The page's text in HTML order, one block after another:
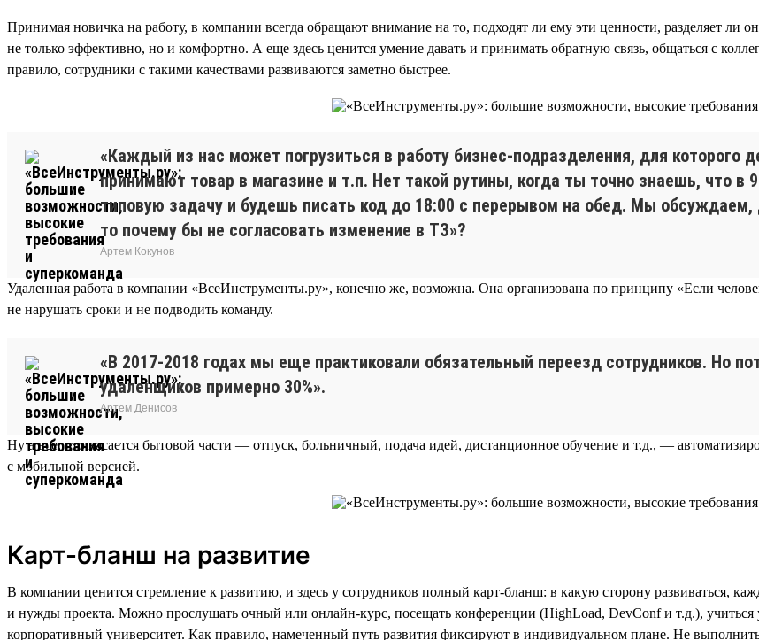
Принимая новичка на работу, в компании всегда обращают внимание на то, подходят ли ему эти ценности, разделяет ли
не только эффективно, но и комфортно. А еще здесь ценится умение давать и принимать обратную связь, общаться с
правило, сотрудники с такими качествами развиваются заметно быстрее.
«Каждый из нас может погрузиться в работу бизнес-подразделения, для которого
принимают товар в магазине и т.п. Нет такой рутины, когда ты точно знаешь, что
типовую задачу и будешь писать код до 18:00 с перерывом на обед. Мы
то почему бы не согласовать изменение в ТЗ»?
Артем Кокунов
Удаленная работа в компании «ВсеИнструменты.ру», конечно же, возможна. Она организована по принципу «Если
не нарушать сроки и не подводить команду.
«В 2017-2018 годах мы еще практиковали обязательный переезд сотрудников. Но
удаленщиков примерно 30%».
Артем Денисов
Ну а все, что касается бытовой части — отпуск, больничный, подача идей, дистанционное обучение и т.д., —
с мобильной версией.
Карт-бланш на развитие
В компании ценится стремление к развитию, и здесь у сотрудников полный карт-бланш: в какую сторону развиваться,
и нужды проекта. Можно прослушать очный или онлайн-курс, посещать конференции (HighLoad, DevConf и т.д.), учиться
корпоративный университет. Как правило, намеченный путь развития фиксируют в индивидуальном плане. Не